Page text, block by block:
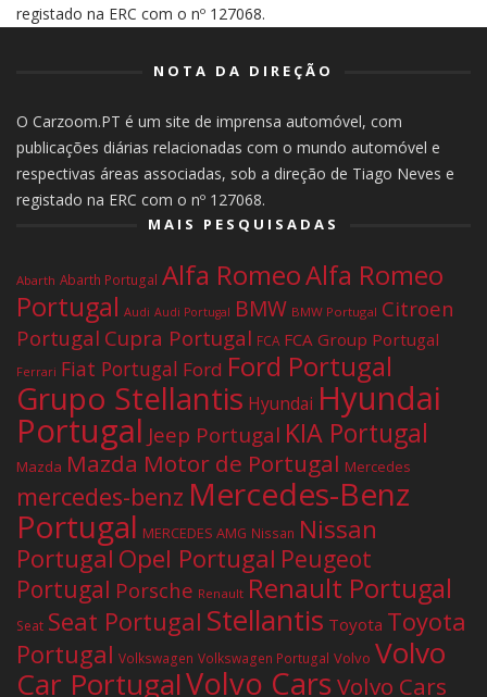
registado na ERC com o nº 127068.
NOTA DA DIREÇÃO
O Carzoom.PT é um site de imprensa automóvel, com
publicações diárias relacionadas com o mundo automóvel e
respectivas áreas associadas, sob a direção de Tiago Neves e
registado na ERC com o nº 127068.
MAIS PESQUISADAS
Abarth Abarth Portugal Alfa RomeoAlfa Romeo
Portugal Audi Audi Portugal BMW BMW Portugal Citroen
Portugal Cupra Portugal FCA FCA Group Portugal
Ferrari Fiat Portugal Ford Ford Portugal
Grupo Stellantis Hyundai Hyundai
Portugal Jeep Portugal KIA Portugal
Mazda Mazda Motor de Portugal Mercedes
mercedes-benz Mercedes-Benz
Portugal MERCEDES AMG Nissan Nissan
Portugal Opel Portugal Peugeot
Portugal Porsche Renault Renault Portugal
Seat Seat Portugal Stellantis Toyota Toyota
Portugal Volkswagen Volkswagen Portugal Volvo Volvo
Car PortugalVolvo CarsVolvo Cars